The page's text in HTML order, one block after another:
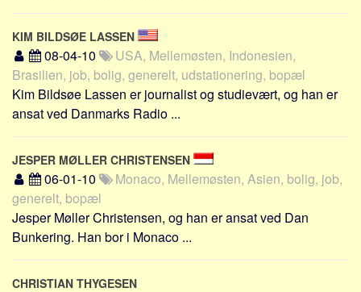
KIM BILDSØE LASSEN
08-04-10
USA, Mellemøsten, Indonesien,
Brasilien, job, bolig, generelt, udstationering, bopæl
Kim Bildsøe Lassen er journalist og studievært, og han er
ansat ved Danmarks Radio ...
JESPER MØLLER CHRISTENSEN
06-01-10
Monaco, Mellemøsten, Asien, bolig, job,
generelt, bopæl
Jesper Møller Christensen, og han er ansat ved Dan
Bunkering. Han bor i Monaco ...
CHRISTIAN THYGESEN